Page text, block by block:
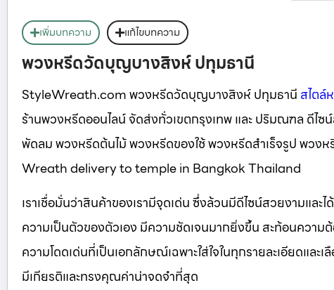
เพิ่มบทความ แก้ไขบทความ
พวงหรีดวัดบุญบางสิงห์ ปทุมธานี
StyleWreath.com พวงหรีดวัดบุญบางสิงห์ ปทุมธานี สไตล์
ร้านพวงหรีดออนไลน์ จัดส่งทั่วเขตกรุงเทพ และ ปริมณฑล ดีไ
พัดลม พวงหรีดต้นไม้ พวงหรีดของใช้ พวงหรีดสำเร็จรูป พว
Wreath delivery to temple in Bangkok Thailand
เราเชื่อมั่นว่าสินค้าของเรามีจุดเด่น ซึ่งล้วนมีดีไซน์สวยงามแ
ความเป็นตัวของตัวเอง มีความชัดเจนมากยิ่งขึ้น สะท้อนควา
ความโดดเด่นที่เป็นเอกลักษณ์เฉพาะใส่ใจในทุกรายละเอียดแล
มีเกียรติและทรงคุณค่าน่าจดจำที่สุด